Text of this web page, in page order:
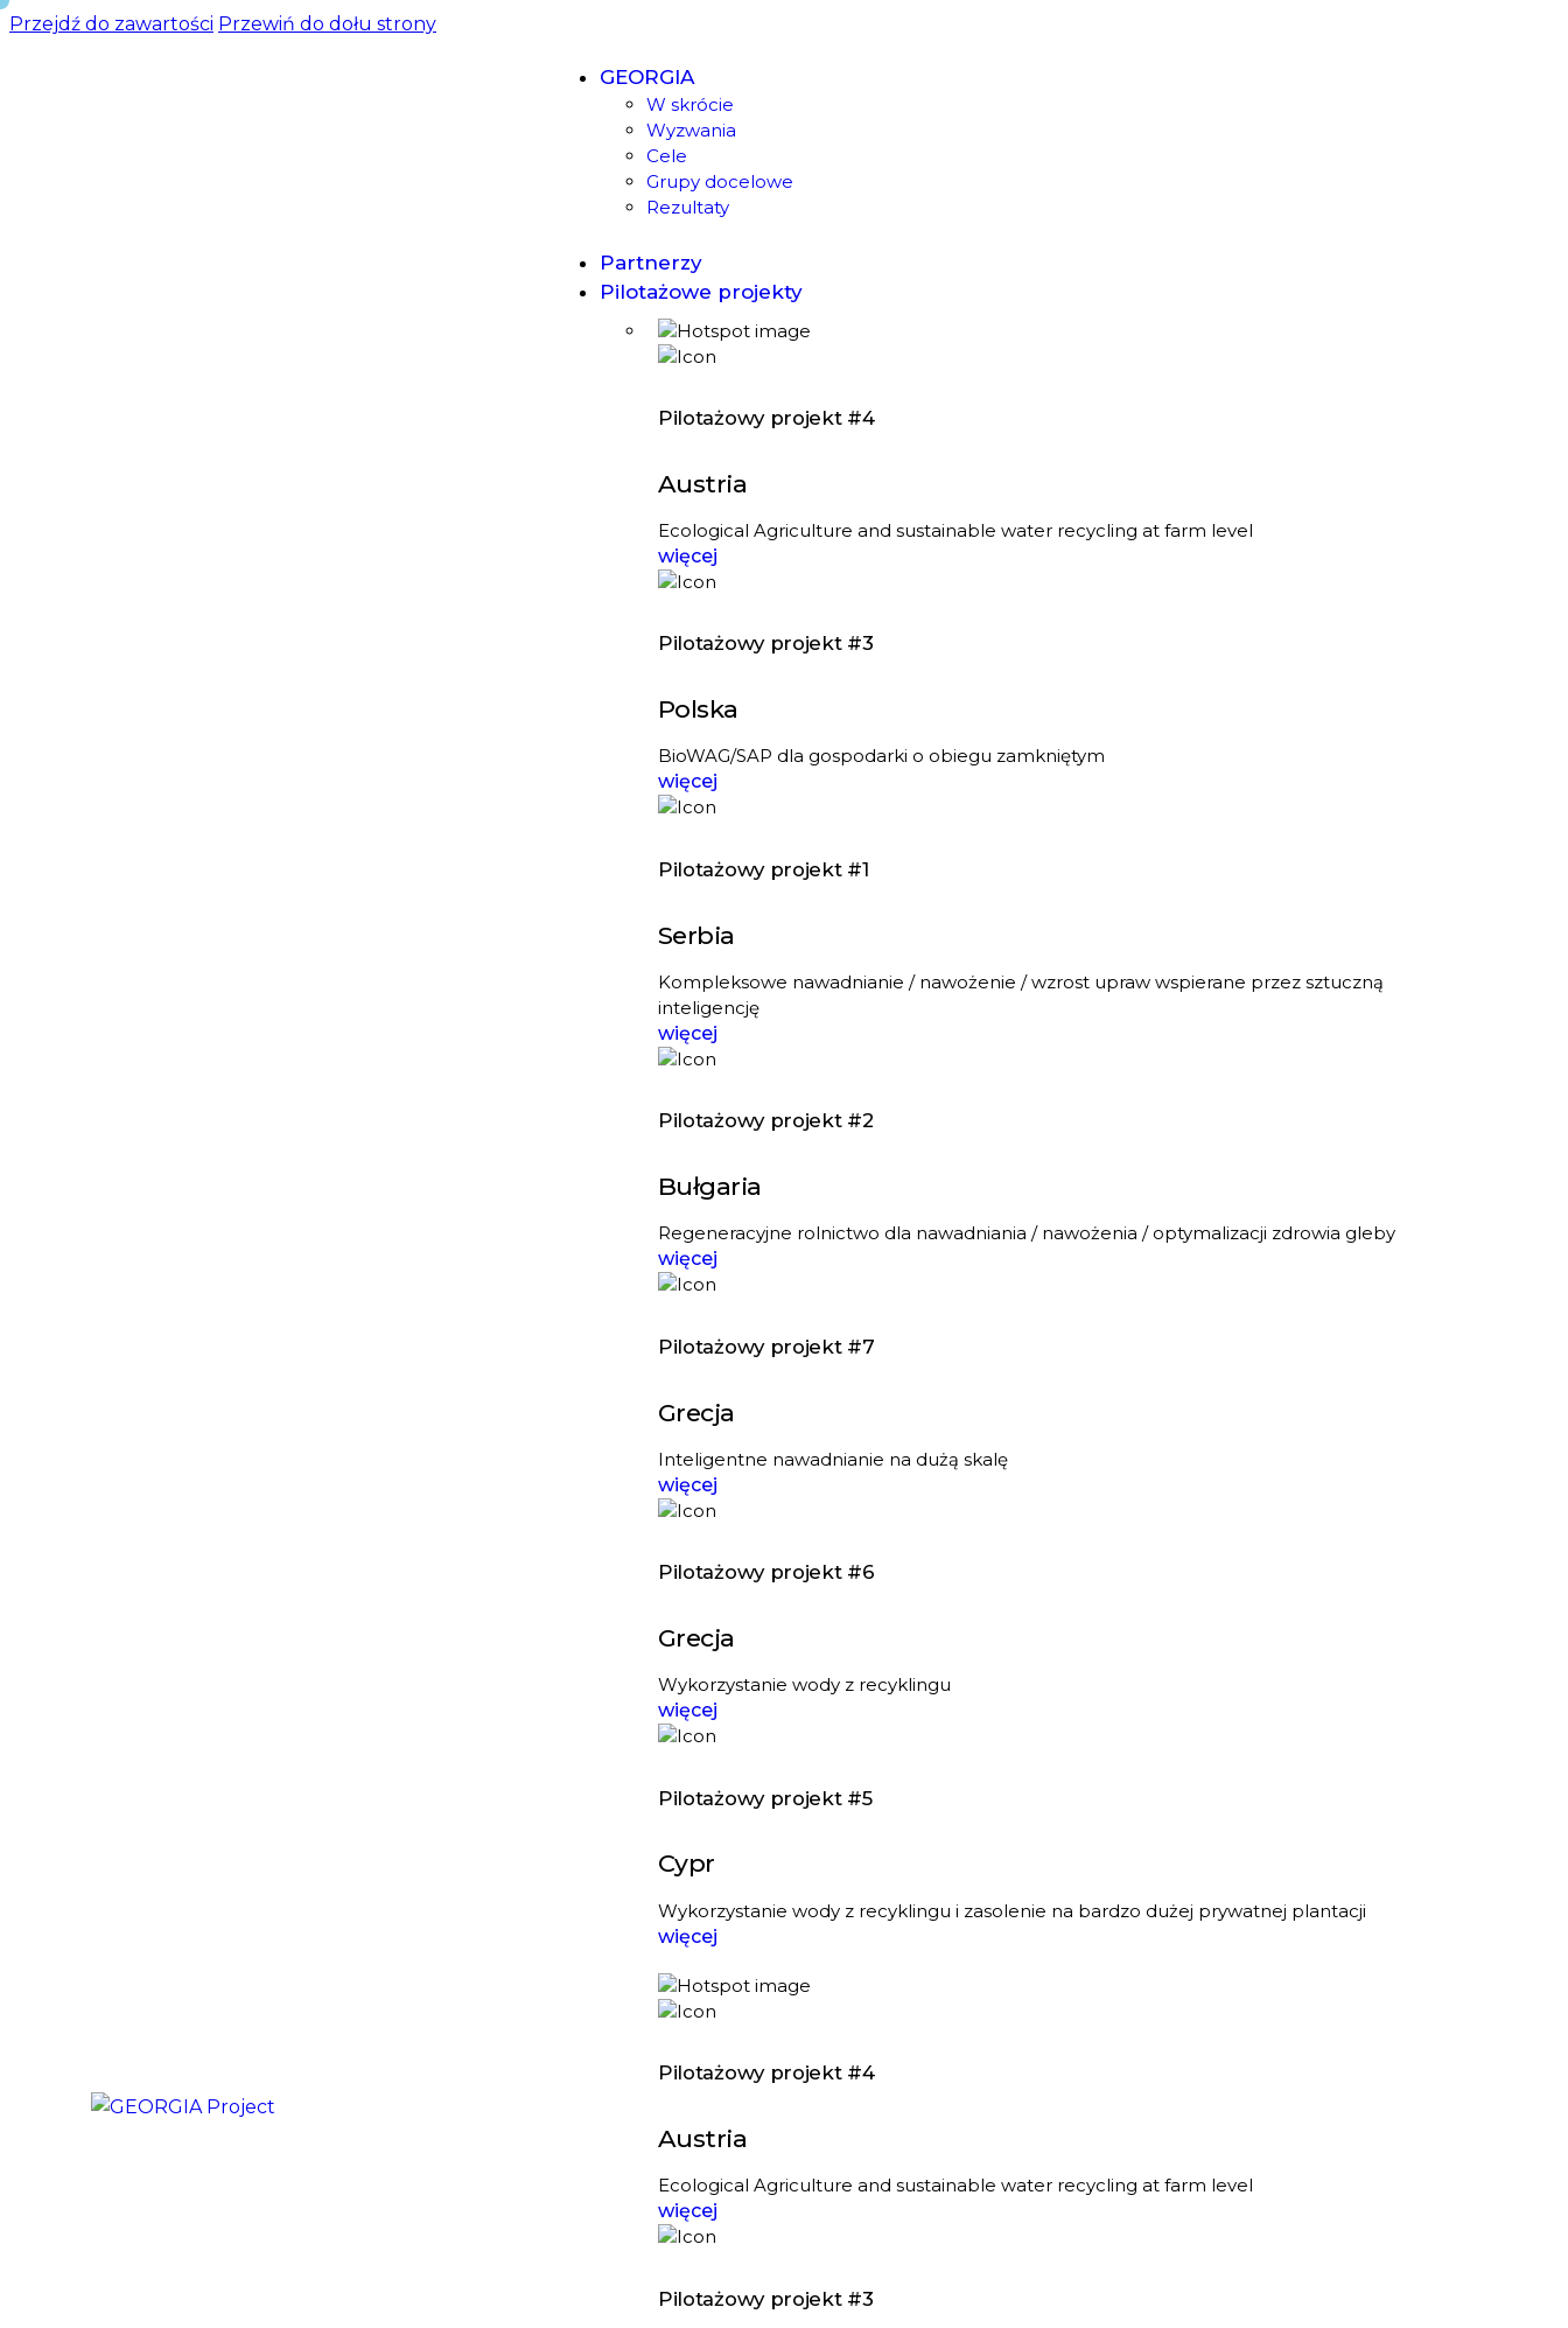
Przejdź do zawartości Przewiń do dołu strony
GEORGIA
W skrócie
Wyzwania
Cele
Grupy docelowe
Rezultaty
Partnerzy
Pilotażowe projekty
Pilotażowy projekt #4
Austria
Ecological Agriculture and sustainable water recycling at farm level
więcej
Pilotażowy projekt #3
Polska
BioWAG/SAP dla gospodarki o obiegu zamkniętym
więcej
Pilotażowy projekt #1
Serbia
Kompleksowe nawadnianie / nawożenie / wzrost upraw wspierane przez sztuczną
inteligencję
więcej
Pilotażowy projekt #2
Bułgaria
Regeneracyjne rolnictwo dla nawadniania / nawożenia / optymalizacji zdrowia gleby
więcej
Pilotażowy projekt #7
Grecja
Inteligentne nawadnianie na dużą skalę
więcej
Pilotażowy projekt #6
Grecja
Wykorzystanie wody z recyklingu
więcej
Pilotażowy projekt #5
Cypr
Wykorzystanie wody z recyklingu i zasolenie na bardzo dużej prywatnej plantacji
więcej
Pilotażowy projekt #4
Austria
Ecological Agriculture and sustainable water recycling at farm level
więcej
Pilotażowy projekt #3